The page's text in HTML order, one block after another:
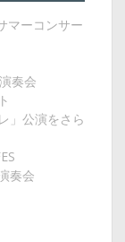
マーコンサー
奏会
」公演をさら
奏会